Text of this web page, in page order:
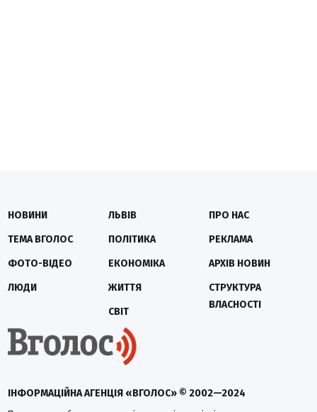
ІНФОРМАЦІЙНА АГЕНЦІЯ «ВГОЛОС» © 2002—2024
НОВИНИ
ТЕМА ВГОЛОС
ФОТО-ВІДЕО
ЛЮДИ
ЛЬВІВ
ПОЛІТИКА
ЕКОНОМІКА
ЖИТТЯ
СВІТ
ПРО НАС
РЕКЛАМА
АРХІВ НОВИН
СТРУКТУРА
ВЛАСНОСТІ